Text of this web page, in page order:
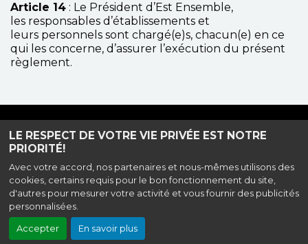
LE RESPECT DE VOTRE VIE PRIVÉE EST NOTRE
PRIORITÉ!
Avec votre accord, nos partenaires et nous-mêmes utilisons des
cookies, certains requis pour le bon fonctionnement du site,
d'autres pour mesurer votre activité et vous fournir des publicités
personnalisées.
Accepter En savoir plus
Article 14 : Le Président d’Est Ensemble,
les responsables d’établissements et
leurs personnels sont chargé(e)s, chacun(e) en ce
qui les concerne, d’assurer l’exécution du présent
règlement.
Haut de page
24 rue Aretha Franklin, 93000 Bobigny |Mentions légales | Contact
|
Accessibilité| Tel : 01 71 92 69 16
Politique de confidentialité
Création site internet www.erakys.com